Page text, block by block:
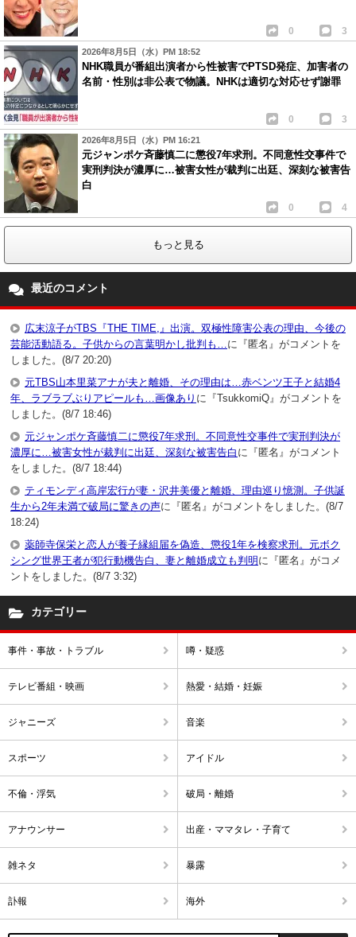
0 3
2026年8月5日（水）PM 18:52
NHK職員が番組出演者から性被害でPTSD発症、加害者の
名前・性別は非公表で物議。NHKは適切な対応せず謝罪
0 3
2026年8月5日（水）PM 16:21
元ジャンポケ斉藤慎二に懲役7年求刑。不同意性交事件で
実刑判決が濃厚に…被害女性が裁判に出廷、深刻な被害告
白
0 4
もっと見る
最近のコメント
広末涼子がTBS『THE TIME,』出演。双極性障害公表の理由、今後の
芸能活動語る。子供からの言葉明かし批判も… に『匿名』がコメントを
しました。(8/7 20:20)
元TBS山本里菜アナが夫と離婚、その理由は…赤ベンツ王子と結婚4
年、ラブラブぶりアピールも…画像あり に『TsukkomiQ』がコメントを
しました。(8/7 18:46)
元ジャンポケ斉藤慎二に懲役7年求刑。不同意性交事件で実刑判決が
濃厚に…被害女性が裁判に出廷、深刻な被害告白 に『匿名』がコメント
をしました。(8/7 18:44)
ティモンディ高岸宏行が妻・沢井美優と離婚、理由巡り憶測。子供誕
生から2年未満で破局に驚きの声に『匿名』がコメントをしました。(8/7
18:24)
薬師寺保栄と恋人が養子縁組届を偽造、懲役1年を検察求刑。元ボク
シング世界王者が犯行動機告白、妻と離婚成立も判明に『匿名』がコメ
ントをしました。(8/7 3:32)
カテゴリー
事件・事故・トラブル 噂・疑惑
テレビ番組・映画 熱愛・結婚・妊娠
ジャニーズ 音楽
スポーツ アイドル
不倫・浮気 破局・離婚
アナウンサー 出産・ママタレ・子育て
雑ネタ 暴露
訃報 海外